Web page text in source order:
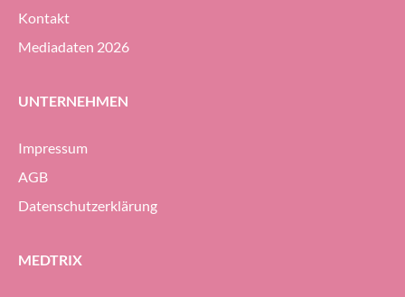
Kontakt
Mediadaten 2026
UNTERNEHMEN
Impressum
AGB
Datenschutzerklärung
MEDTRIX